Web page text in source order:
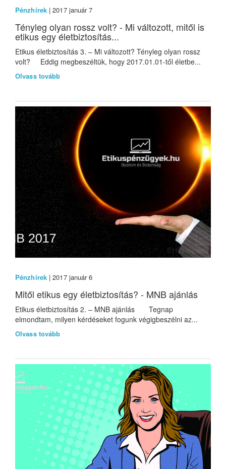
Pénzhírek| 2017 január 7
Tényleg olyan rossz volt? - Mi változott, mitől is
etikus egy életbiztosítás...
Etikus életbiztosítás 3. – Mi változott? Tényleg olyan rossz
volt? Eddig megbeszéltük, hogy 2017.01.01-től életbe...
Olvass tovább
Pénzhírek| 2017 január 6
Mitől etikus egy életbiztosítás? - MNB ajánlás
Etikus életbiztosítás 2. – MNB ajánlás Tegnap
elmondtam, milyen kérdéseket fogunk végigbeszélni az...
Olvass tovább